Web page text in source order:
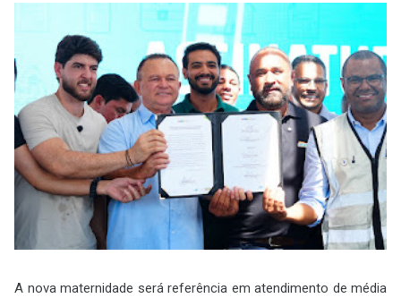
A nova maternidade será referência em atendimento de média